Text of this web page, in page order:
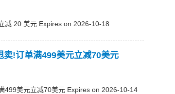
减 20 美元 Expires on 2026-10-18
!订单满499美元立减70美元
499美元立减70美元 Expires on 2026-10-14